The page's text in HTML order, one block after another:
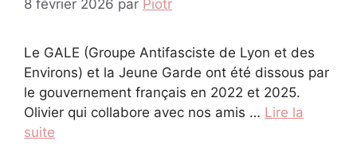
8 février 2026 par Piotr
Le GALE (Groupe Antifasciste de Lyon et des
Environs) et la Jeune Garde ont été dissous par
le gouvernement français en 2022 et 2025.
Olivier qui collabore avec nos amis … Lire la
suite